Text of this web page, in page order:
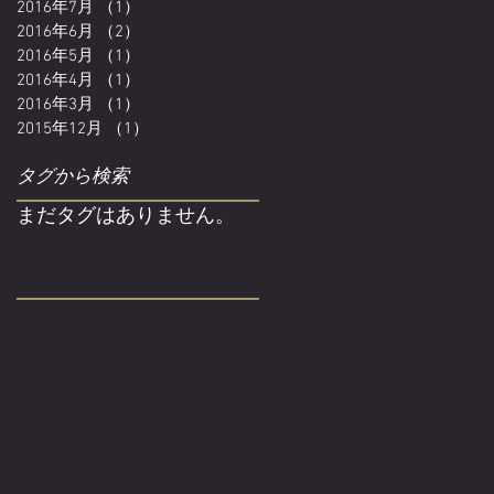
2016年7月
（1）
2016年6月
（2）
2016年5月
（1）
2016年4月
（1）
2016年3月
（1）
2015年12月
（1）
タグから検索
まだタグはありません。